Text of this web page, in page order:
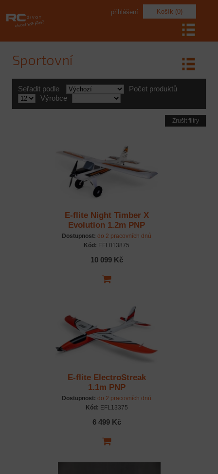
Košík (0)
přihlášení
Sportovní
Seřadit podle
Počet produktů
Výrobce
Zrušit filtry
E-flite Night Timber X
Evolution 1.2m PNP
Dostupnost: do 2 pracovních dnů
Kód: EFL013875
10 099 Kč
E-flite ElectroStreak
1.1m PNP
Dostupnost: do 2 pracovních dnů
Kód: EFL13375
6 499 Kč